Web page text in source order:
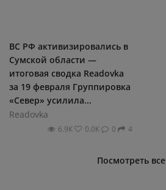
ВС РФ активизировались в
Сумской области —
итоговая сводка Readovka
за 19 февраля Группировка
«Север» усилила...
Readovka
6.9К 0.0К 0 4
Посмотреть все